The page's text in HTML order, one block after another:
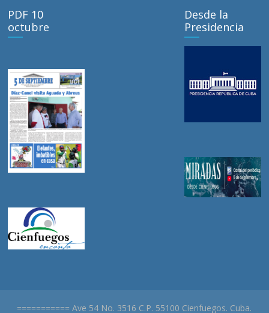
PDF 10
octubre
Desde la
Presidencia
=========== Ave 54 No. 3516 C.P. 55100 Cienfuegos. Cuba.